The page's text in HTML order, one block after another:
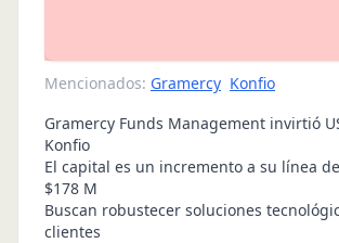
Mencionados: Gramercy Konfio
Gramercy Funds Management invirtió
Konfio
El capital es un incremento a su línea
$178 M
Buscan robustecer soluciones
clientes